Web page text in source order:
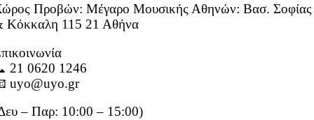
Προβών: Μέγαρο Μουσικής Αθηνών: Βασ. Σοφίας
Κόκκαλη 115 21 Αθήνα
21 0620 1246
uyo@uyo.gr
– Παρ: 10:00 – 15:00)